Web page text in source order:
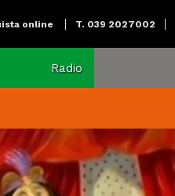
online T. 039 2027002
Radio